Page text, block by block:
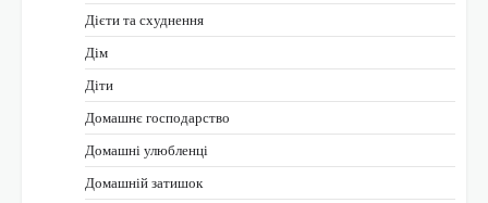
Дієти та схуднення
Дім
Діти
Домашнє господарство
Домашні улюбленці
Домашній затишок